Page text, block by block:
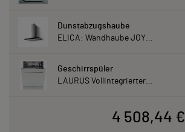
Dunstabzugshaube
ELICA: Wandhaube JOYE 90-A,900 mm breit Edelstahl JOYE90A
Geschirrspüler
LAURUS Vollintegrierter Geschirrspüler LSV60-4, 4 Programme, 815 mm hoch LSV604
4 508,44 €